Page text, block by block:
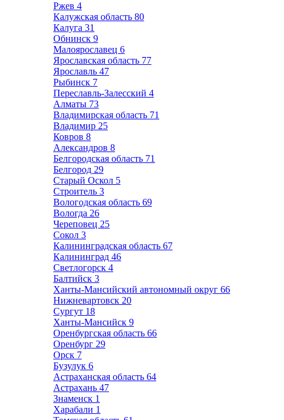
Ржев 4
Калужская область 80
Калуга 31
Обнинск 9
Малоярославец 6
Ярославская область 77
Ярославль 47
Рыбинск 7
Переславль-Залесский 4
Алматы 73
Владимирская область 71
Владимир 25
Ковров 8
Александров 8
Белгородская область 71
Белгород 29
Старый Оскол 5
Строитель 3
Вологодская область 69
Вологда 26
Череповец 25
Сокол 3
Калининградская область 67
Калининград 46
Светлогорск 4
Балтийск 3
Ханты-Мансийский автономный округ 66
Нижневартовск 20
Сургут 18
Ханты-Мансийск 9
Оренбургская область 66
Оренбург 29
Орск 7
Бузулук 6
Астраханская область 64
Астрахань 47
Знаменск 1
Харабали 1